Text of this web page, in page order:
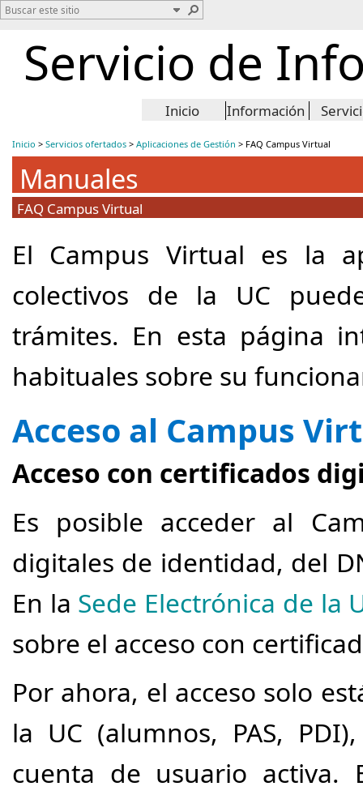
Servicio de
Inicio Información
Inicio > Servicios ofertados > Aplicaciones de Gestión > FAQ Campus Virtual
Manuales
FAQ Campus Virtual
​El Campus Virtual es la
colectivos de la UC
trámites. En esta página
habituales sobre su
Acceso al Campus
Acceso con certificados
Es posible acceder al
digitales de identidad, del
En la Sede Electrónica de la
sobre el acceso con
Por ahora, el acceso solo
la UC (alumnos, PAS,
cuenta de usuario activa.